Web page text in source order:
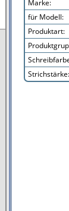
Marke:
für Modell:
Produktart:
Strichstärke: